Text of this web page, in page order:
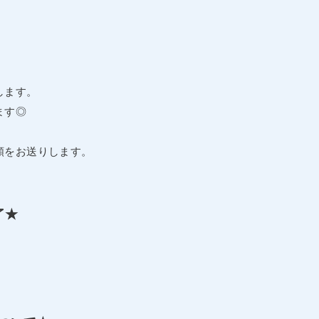
す。
す◎
お送りします。
★